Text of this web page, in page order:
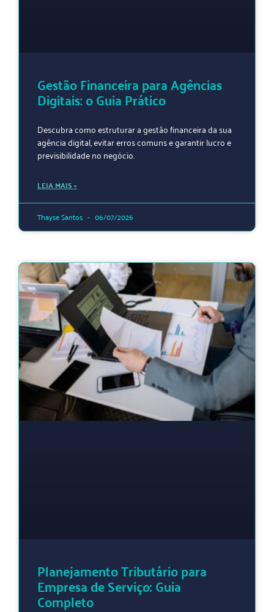
Gestão Financeira para Agências
Digitais: o Guia Prático
Descubra como estruturar a gestão financeira da sua
agência digital, evitar erros comuns e garantir lucro e
previsibilidade no negócio.
LEIA MAIS »
Thayse Santos 06/07/2026
Planejamento Tributário para
Empresa de Serviço: Guia
Completo